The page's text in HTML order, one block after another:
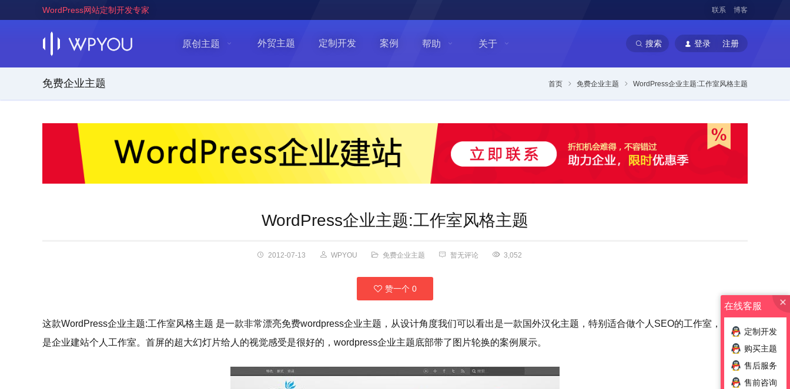
WordPress网站定制开发专家 联系 博客
原创主题 外贸主题 定制开发 案例 帮助 关于 搜索 登录 注册
免费企业主题 首页 免费企业主题 WordPress企业主题:工作室风格主题
WordPress企业主题:工作室风格主题
2012-07-13 WPYOU 免费企业主题 暂无评论 3,052
赞一个 0
这款WordPress企业主题:工作室风格主题 是一款非常漂亮免费wordpress企业主题，从设计角度我们可以看出是一款国外汉化主题，特别适合做个人SEO的工作室，或者
是企业建站个人工作室。首屏的超大幻灯片给人的视觉感受是很好的，wordpress企业主题底部带了图片轮换的案例展示。
在线客服
定制开发
购买主题
售后服务
售前咨询